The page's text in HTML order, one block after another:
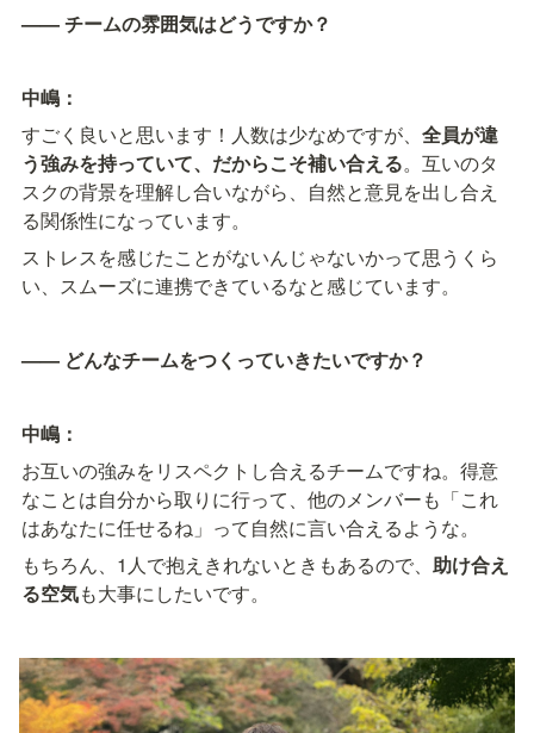
—— チームの雰囲気はどうですか？
中嶋：
すごく良いと思います！人数は少なめですが、 全員が違
う強みを持っていて、だからこそ補い合える。互いのタ
スクの背景を理解し合いながら、自然と意見を出し合え
る関係性になっています。
ストレスを感じたことがないんじゃないかって思うくら
い、スムーズに連携できているなと感じています。
—— どんなチームをつくっていきたいですか？
中嶋：
お互いの強みをリスペクトし合えるチームですね。得意
なことは自分から取りに行って、他のメンバーも「これ
はあなたに任せるね」って自然に言い合えるような。
もちろん、1人で抱えきれないときもあるので、 助け合え
る空気も大事にしたいです。